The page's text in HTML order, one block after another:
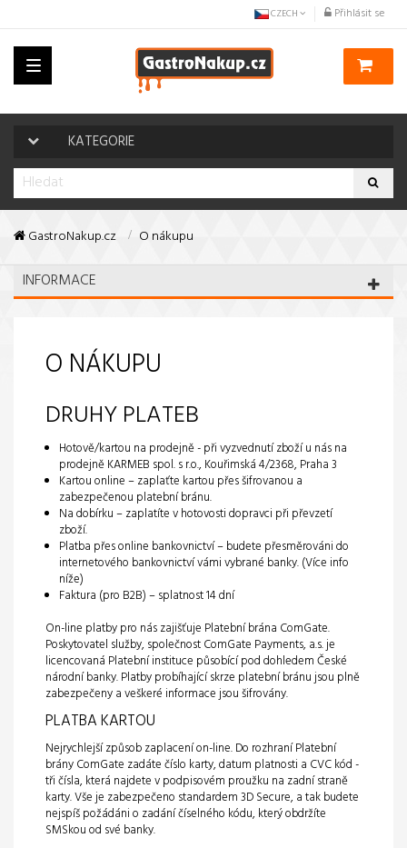
Přihlásit se
CZECH
Toggle
navigation
KATEGORIE
GastroNakup.cz O nákupu
INFORMACE
O NÁKUPU
DRUHY PLATEB
Hotově/kartou na prodejně - při vyzvednutí zboží u nás na
prodejně KARMEB spol. s r.o., Kouřimská 4/2368, Praha 3
Kartou online – zaplaťte kartou přes šifrovanou a
zabezpečenou platební bránu.
Na dobírku – zaplatíte v hotovosti dopravci při převzetí
zboží.
Platba přes online bankovnictví – budete přesměrováni do
internetového bankovnictví vámi vybrané banky. (Více info
níže)
Faktura (pro B2B) – splatnost 14 dní
On-line platby pro nás zajišťuje Platební brána ComGate.
Poskytovatel služby, společnost ComGate Payments, a.s. je
licencovaná Platební instituce působící pod dohledem České
národní banky. Platby probíhající skrze platební bránu jsou plně
zabezpečeny a veškeré informace jsou šifrovány.
PLATBA KARTOU
Nejrychlejší způsob zaplacení on-line. Do rozhraní Platební
brány ComGate zadáte číslo karty, datum platnosti a CVC kód -
tři čísla, která najdete v podpisovém proužku na zadní straně
karty. Vše je zabezpečeno standardem 3D Secure, a tak budete
nejspíš požádáni o zadání číselného kódu, který obdržíte
SMSkou od své banky.